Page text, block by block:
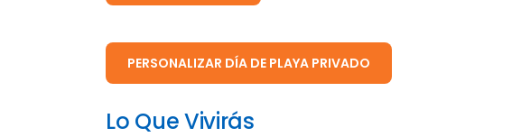
PERSONALIZAR DÍA DE PLAYA PRIVADO
Lo Que Vivirás